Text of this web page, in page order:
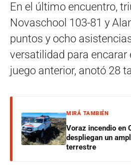
En el último encuentro,
Novaschool 103-81 y
puntos y ocho
versatilidad para encarar
juego anterior, anotó 28
MIRÁ TAMBIÉN
Voraz incendio en
despliegan un
terrestre